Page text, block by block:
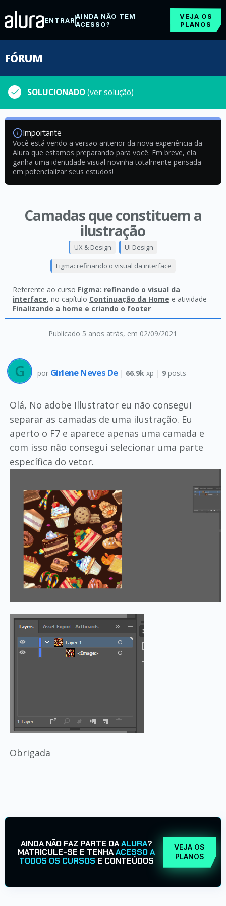
ENTRARAINDA NÃO TEM
ACESSO?
VEJA OS
PLANOS
FÓRUM
SOLUCIONADO(ver solução)
Importante
Você está vendo a versão anterior da nova experiência da
Alura que estamos preparando para você. Em breve, ela
ganha uma identidade visual novinha totalmente pensada
em potencializar seus estudos!
Camadas que constituem a
ilustração
Publicado 5 anos atrás, em 02/09/2021
UX & Design UI Design
Figma: refinando o visual da interface
Referente ao curso Figma: refinando o visual da
interface, no capítulo Continuação da Home e atividade
Finalizando a home e criando o footer
por Girlene Neves De | 66.9k xp | 9posts
Olá, No adobe Illustrator eu não consegui
separar as camadas de uma ilustração. Eu
aperto o F7 e aparece apenas uma camada e
com isso não consegui selecionar uma parte
específica do vetor.
Obrigada
AINDA NÃO FAZ PARTE DAALURA?
MATRICULE-SE E TENHAACESSO A
TODOS OS CURSOS E CONTEÚDOS
VEJA OS
PLANOS